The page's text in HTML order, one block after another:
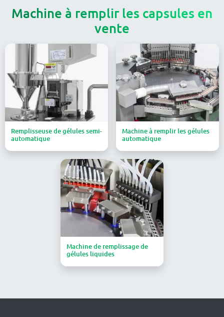
Machine à remplir les capsules en
vente
Remplisseuse de gélules semi-
automatique
Machine à remplir les gélules
automatique
Machine de remplissage de
gélules liquides